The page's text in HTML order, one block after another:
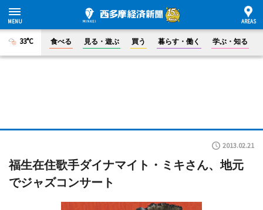
33°C 食べる 見る・遊ぶ 買う 暮らす・働く 学ぶ・知る
2013.02.21
福生在住歌手ダイナマイト・ミキさん、地元
でジャズコンサート